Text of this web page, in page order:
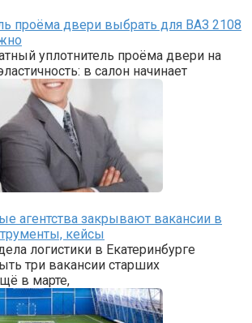
проёма двери выбрать для ВАЗ 2108
уплотнитель проёма двери на
в салон начинает
агентства закрывают вакансии в
кейсы
логистики в Екатеринбурге
три вакансии старших
в марте,